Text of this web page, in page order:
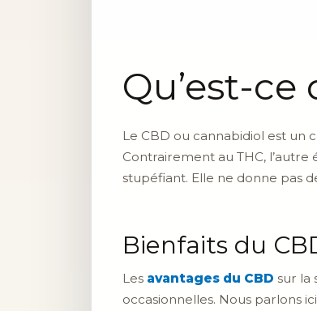
Qu’est-ce
Le CBD ou cannabidiol est un
Contrairement au THC,
stupéfiant. Elle ne donne pas
Bienfaits du
Les avantages du CBD sur la
occasionnelles. Nous parlons